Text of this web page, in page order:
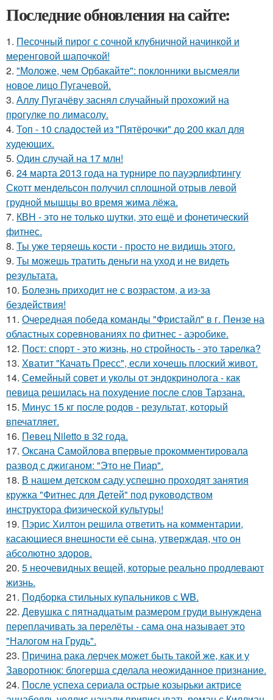
Последние обновления на сайте:
1. Песочный пирог с сочной клубничной начинкой и
меренговой шапочкой!
2. "Моложе, чем Орбакайте": поклонники высмеяли
новое лицо Пугачевой.
3. Аллу Пугачёву заснял случайный прохожий на
прогулке по лимасолу.
4. Топ - 10 сладостей из "Пятёрочки" до 200 ккал для
худеющих.
5. Один случай на 17 млн!
6. 24 марта 2013 года на турнире по пауэрлифтингу
Скотт мендельсон получил сплошной отрыв левой
грудной мышцы во время жима лёжа.
7. КВН - это не только шутки, это ещё и фонетический
фитнес.
8. Ты уже теряешь кости - просто не видишь этого.
9. Ты можешь тратить деньги на уход и не видеть
результата.
10. Болезнь приходит не с возрастом, а из-за
бездействия!
11. Очередная победа команды "Фристайл" в г. Пензе на
областных соревнованиях по фитнес - аэробике.
12. Пост: спорт - это жизнь, но стройность - это тарелка?
13. Хватит "Качать Пресс", если хочешь плоский живот.
14. Семейный совет и уколы от эндокринолога - как
певица решилась на похудение после слов Тарзана.
15. Минус 15 кг после родов - результат, который
впечатляет.
16. Певец Niletto в 32 года.
17. Оксана Самойлова впервые прокомментировала
развод с джиганом: "Это не Пиар".
18. В нашем детском саду успешно проходят занятия
кружка "Фитнес для Детей" под руководством
инструктора физической культуры!
19. Пэрис Хилтон решила ответить на комментарии,
касающиеся внешности её сына, утверждая, что он
абсолютно здоров.
20. 5 неочевидных вещей, которые реально продлевают
жизнь.
21. Подборка стильных купальников с WB.
22. Девушка с пятнадцатым размером груди вынуждена
переплачивать за перелёты - сама она называет это
"Налогом на Грудь".
23. Причина рака лерчек может быть такой же, как и у
Заворотнюк: блогерша сделала неожиданное признание.
24. После успеха сериала острые козырьки актрисе